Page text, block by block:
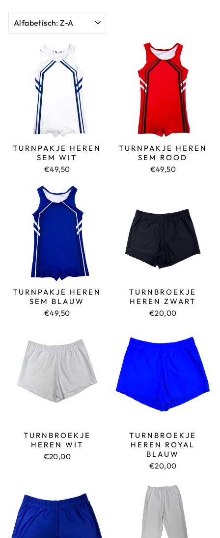
TURNPAKJE HEREN
SEM WIT
€49,50
TURNPAKJE HEREN
SEM ROOD
€49,50
TURNPAKJE HEREN
SEM BLAUW
€49,50
TURNBROEKJE
HEREN ZWART
€20,00
TURNBROEKJE
HEREN WIT
€20,00
TURNBROEKJE
HEREN ROYAL
BLAUW
€20,00